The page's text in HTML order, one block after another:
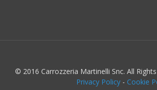
© 2016 Carrozzeria Martinelli Snc. All
Privacy Policy- Cookie